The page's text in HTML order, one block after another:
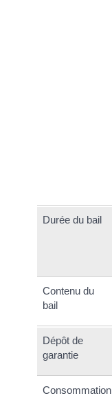
Durée du bail
Contenu du
bail
Dépôt de
garantie
Consommation